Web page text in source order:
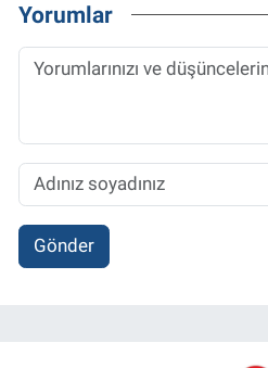
Yorumlar
Gönder